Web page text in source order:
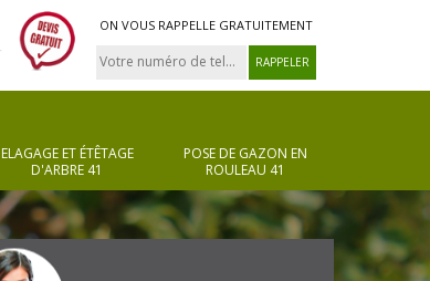
ON VOUS RAPPELLE GRATUITEMENT
ELAGAGE ET ÉTÊTAGE
D'ARBRE 41
POSE DE GAZON EN
ROULEAU 41